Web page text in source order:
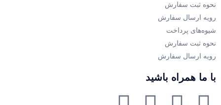
نحوه ثبت سفارش
رویه ارسال سفارش
شیوه‌های پرداخت
نحوه ثبت سفارش
رویه ارسال سفارش
با ما همراه باشید